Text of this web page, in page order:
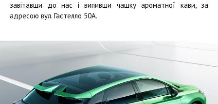
завітавши до нас і випивши чашку ароматної кави, за
адресою вул. Гастелло 50А.